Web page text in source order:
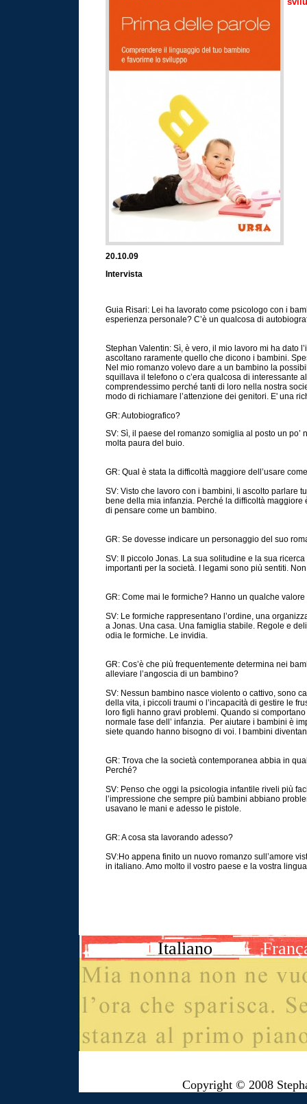
20.10.09
Intervista
Guia Risari: Lei ha lavorato come psicologo con i
esperienza personale? C’è un qualcosa di
Stephan Valentin: Sì , è vero, il mio lavoro mi ha dato
ascoltano raramente quello che dicono i bambini.
Nel mio romanzo volevo dare a un bambino la
squillava il telefono o c’era qualcosa di interessante
comprendessimo perché tanti di loro nella nostra
modo di richiamare l’attenzione dei genitori. E' una
GR: Autobiografico?
SV: Sì , il paese del romanzo somiglia al posto un
molta paura del buio.
GR: Qual è stata la difficoltà maggiore dell’usare
SV: Visto che lavoro con i bambini, li ascolto parlare
bene della mia infanzia. Perché la difficoltà
di pensare come un bambino.
GR: Se dovesse indicare un personaggio del suo
SV: Il piccolo Jonas. La sua solitudine e la sua
importanti per la società. I legami sono più sentiti.
GR: Come mai le formiche? Hanno un qualche
SV: Le formiche rappresentano l’ordine, una
a Jonas. Una casa. Una famiglia stabile. Regole e
odia le formiche. Le invidia.
GR: Cos’è che più frequentemente determina nei
alleviare l’angoscia di un bambino?
SV: Nessun bambino nasce violento o cattivo, sono
della vita, i piccoli traumi o l’incapacità di gestire le
loro figli hanno gravi problemi. Quando si
normale fase dell’ infanzia. Per aiutare i bambini è
siete quando hanno bisogno di voi. I bambini
GR: Trova che la società contemporanea abbia in
Perché?
SV: Penso che oggi la psicologia infantile riveli più
l’impressione che sempre più bambini abbiano
usavano le mani e adesso le pistole.
GR: A cosa sta lavorando adesso?
SV:Ho appena finito un nuovo romanzo sull’amore
in italiano. Amo molto il vostro paese e la vostra
Italiano
Copyright © 2008